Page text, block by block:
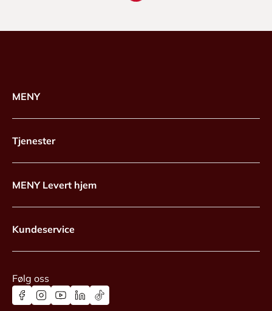
MENY
Tjenester
MENY Levert hjem
Kundeservice
Følg oss